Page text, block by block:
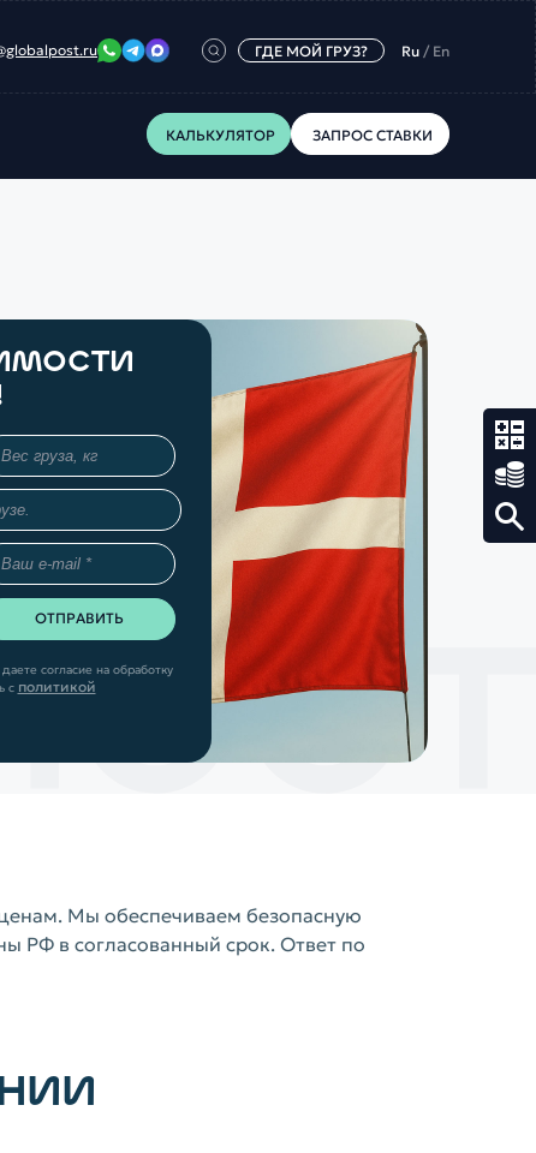
ГДЕ МОЙ ГРУЗ? Ru / En
КАЛЬКУЛЯТОР ЗАПРОС СТАВКИ
согласие на обработку
с политикой
Мы обеспечиваем безопасную
РФ в согласованный срок. Ответ по